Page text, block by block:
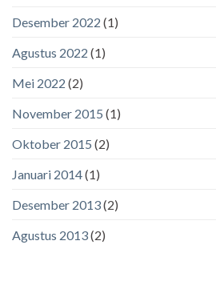
Desember 2022 (1)
Agustus 2022 (1)
Mei 2022 (2)
November 2015 (1)
Oktober 2015 (2)
Januari 2014(1)
Desember 2013(2)
Agustus 2013(2)